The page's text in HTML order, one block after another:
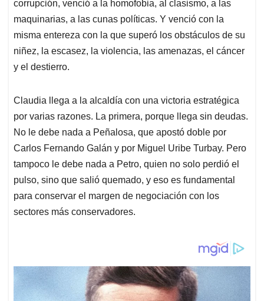
por varias razones. La primera, porque llega sin deudas.
No le debe nada a Peñalosa, que apostó doble por
Carlos Fernando Galán y por Miguel Uribe Turbay. Pero
tampoco le debe nada a Petro, quien no solo perdió el
pulso, sino que salió quemado, y eso es fundamental
sectores más conservadores.